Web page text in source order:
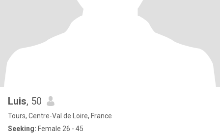
Luis, 50
Tours, Centre-Val de Loire, France
Seeking: Female 26 - 45